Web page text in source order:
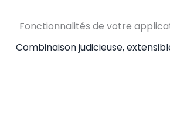
Fonctionnalités de votre
Combinaison judicieuse,